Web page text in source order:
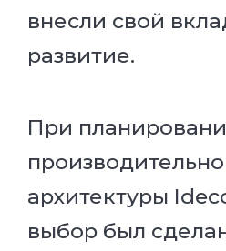
внесли свой
развитие.
При
архитектуры
выбор был